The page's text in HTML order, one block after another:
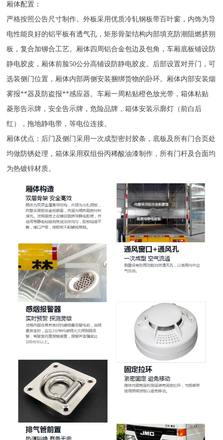
厢体配置：
严格按照公告尺寸制作。外板采用优质冷轧钢板带百叶窗，内饰为导
电性能良好的铝平板有透气孔，矩形骨架结构内部填充防潮阻燃挤朔
板，复合加铆合工艺。厢体四周铝合金包边及包角，车厢底板铺设防
静电胶皮，厢体前脸50公分高铺设防静电胶皮。后部设置对开门，可
选装侧门位置，厢体内部两侧安装捆绑货物的卧环。厢体内部安装烟
雾报**器及防盗报**感应器。车厢一周粘贴橙色放光带，箱体粘贴
菱形告示牌，安全告示牌，危险品牌，箱体安装示廓灯（前白后
红），拖地静电带，等电位连接。
厢体优点：后门及侧门采用一次成型密封胶条，底板及所有门合页处
均做防锈处理，箱体采用双组份丙稀酸油漆制作，所有门杆及合面均
为热镀锌材质。